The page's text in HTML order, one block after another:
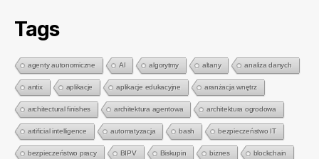
Tags
agenty autonomiczne AI algorytmy altany analiza danych
antix aplikacje aplikacje edukacyjne aranżacja wnętrz
architectural finishes architektura agentowa architektura ogrodowa
artificial intelligence automatyzacja bash bezpieczeństwo IT
bezpieczeństwo pracy BIPV Biskupin biznes blockchain